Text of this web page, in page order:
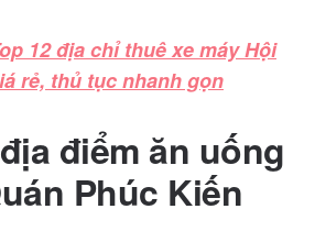
12 địa chỉ thuê xe máy Hội
rẻ, thủ tục nhanh gọn
điểm ăn uống
Phúc Kiến